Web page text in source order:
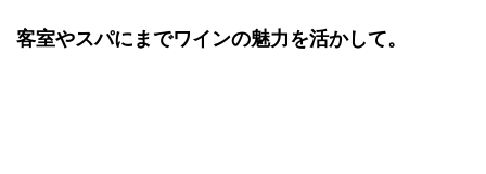
客室やスパにまでワインの魅力を活かして。